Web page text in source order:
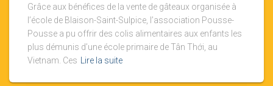
Grâce aux bénéfices de la vente de gâteaux organisée à
l’école de Blaison-Saint-Sulpice, l’association Pousse-
Pousse a pu offrir des colis alimentaires aux enfants les
plus démunis d’une école primaire de Tân Thới, au
Vietnam. Ces
Lire la suite